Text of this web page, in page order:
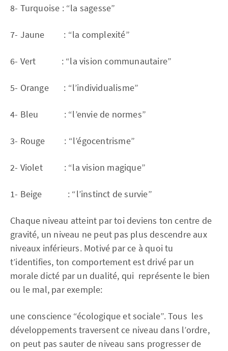
8- Turquoise : “la sagesse”
7- Jaune : “la complexité”
6- Vert : “la vision communautaire”
5- Orange : “l’individualisme”
4- Bleu : “l’envie de normes”
3- Rouge : “l’égocentrisme”
2- Violet : “la vision magique”
1- Beige : “l’instinct de survie”
Chaque niveau atteint par toi deviens ton centre de
gravité, un niveau ne peut pas plusdescendre aux
niveaux inférieurs. Motivé par ce à quoi tu
t’identifies, ton comportementest drivé par un
morale dicté par un dualité, qui représente le bien
ou le mal, par exemple:
une conscience “écologique et sociale”.Tous les
développements traversent ce niveau dans l’ordre,
on peut pas sauter de niveau sans progresser de